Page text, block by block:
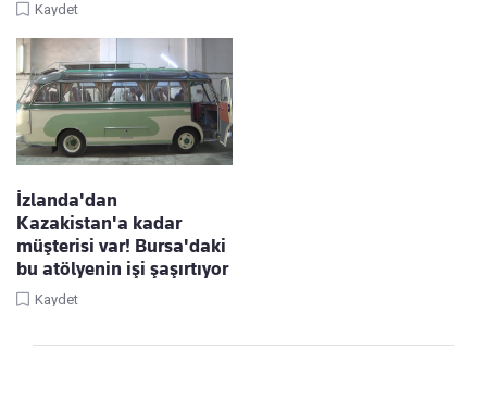
Kaydet
İzlanda'dan
Kazakistan'a kadar
müşterisi var! Bursa'daki
bu atölyenin işi şaşırtıyor
Kaydet